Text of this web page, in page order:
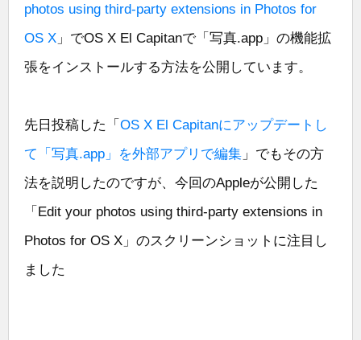
photos using third-party extensions in Photos for
OS X 」でOS X El Capitanで「写真.app」の機能拡
張をインストールする方法を公開しています。
先日投稿した「 OS X El Capitanにアップデートし
て「写真.app」を外部アプリで編集 」でもその方
法を説明したのですが、今回のAppleが公開した
「Edit your photos using third-party extensions in
Photos for OS X」のスクリーンショットに注目し
ました